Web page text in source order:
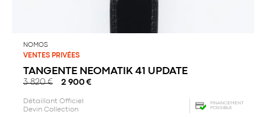
NOMOS
VENTES PRIVÉES
TANGENTE NEOMATIK 41 UPDATE
3 820€ 2 900 €
Détaillant Officiel
Devin Collection
FINANCEMENT
POSSIBLE